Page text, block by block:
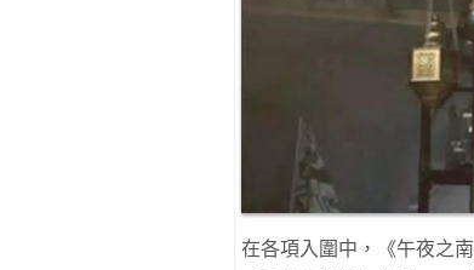
在各項入圍中，《午夜之